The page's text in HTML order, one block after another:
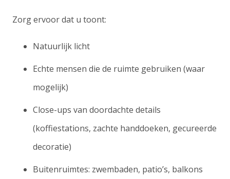
Zorg ervoor dat u toont:
Natuurlijk licht
Echte mensen die de ruimte gebruiken (waar
mogelijk)
Close-ups van doordachte details
(koffiestations, zachte handdoeken, gecureerde
decoratie)
Buitenruimtes: zwembaden, patio’s, balkons